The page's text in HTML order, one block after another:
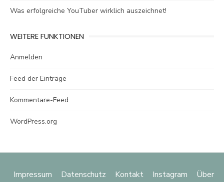
Was erfolgreiche YouTuber wirklich auszeichnet!
WEITERE FUNKTIONEN
Anmelden
Feed der Einträge
Kommentare-Feed
WordPress.org
Impressum Datenschutz Kontakt Instagram
Über